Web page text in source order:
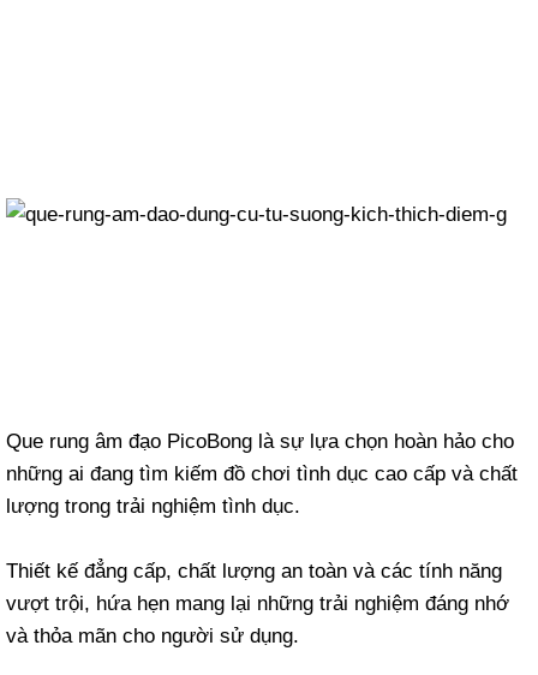
Que rung âm đạo PicoBong là sự lựa chọn hoàn hảo cho
những ai đang tìm kiếm đồ chơi tình dục cao cấp và chất
lượng trong trải nghiệm tình dục.
Thiết kế đẳng cấp, chất lượng an toàn và các tính năng
vượt trội, hứa hẹn mang lại những trải nghiệm đáng nhớ
và thỏa mãn cho người sử dụng.